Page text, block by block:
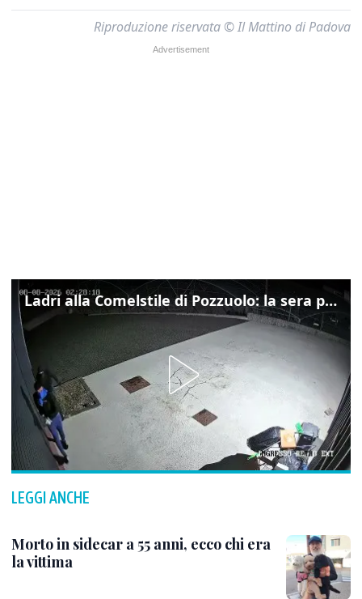
Riproduzione riservata © Il Mattino di Padova
Ladri alla Comelstile di Pozzuolo: la sera prima il tentato furto a Buja, ecco le immagini
LEGGI ANCHE
Morto in sidecar a 55 anni, ecco chi era
la vittima